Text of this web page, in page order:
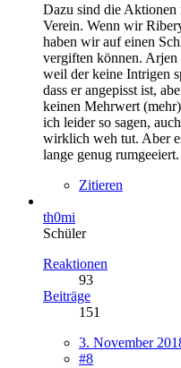
Dazu sind die Aktionen
Verein. Wenn wir
haben wir auf einen
vergiften können. Arjen
weil der keine Intrigen
dass er angepisst ist,
keinen Mehrwert
ich leider so sagen,
wirklich weh tut. Aber
lange genug rumgeeiert.
Zitieren
th0mi
Schüler
Reaktionen
93
Beiträge
151
3. November
#8